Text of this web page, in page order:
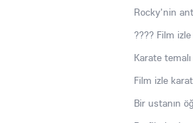
Rocky'nin
???? Film
Karate
Film izle
Bir ustanın